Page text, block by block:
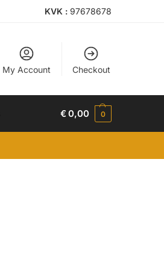
KVK : 97678678
My Account Checkout
€0,00 0